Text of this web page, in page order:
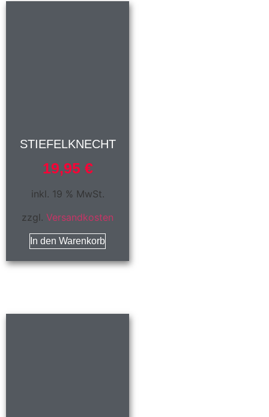
STIEFELKNECHT
19,95 €
inkl. 19 % MwSt.
zzgl.Versandkosten
In den Warenkorb